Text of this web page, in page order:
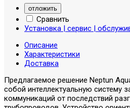
отложить
Сравнить
Установка | сервис |
Описание
Характеристики
Доставка
Предлагаемое решение Neptun
собой интеллектуальную систему
коммуникаций от последствий